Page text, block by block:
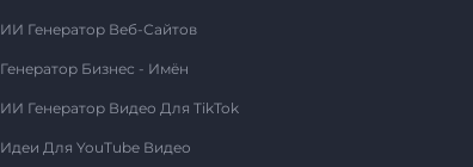
ИИ Генератор Веб-Сайтов
Генератор Бизнес - Имён
ИИ Генератор Видео Для TikTok
Идеи Для YouTube Видео